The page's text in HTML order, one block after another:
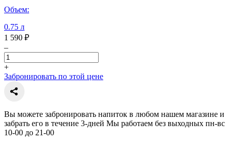
Объем:
0.75 л
1 590 ₽
–
+
Забронировать по этой цене
Вы можете забронировать напиток в любом нашем магазине и
забрать его в течение 3-дней Мы работаем без выходных пн-вс
10-00 до 21-00